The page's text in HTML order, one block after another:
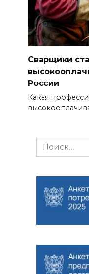
Сварщики
России
Какая
Search
for: